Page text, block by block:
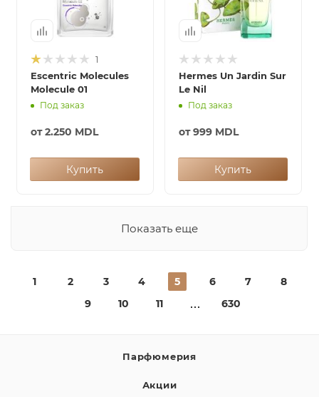
1
Escentric Molecules
Molecule 01
Под заказ
от2.250 MDL
Купить
Hermes Un Jardin Sur
Le Nil
Под заказ
от999 MDL
Купить
Показать еще
1 2 3 4 5 6 7
8
9
10 11 630
Парфюмерия
Акции